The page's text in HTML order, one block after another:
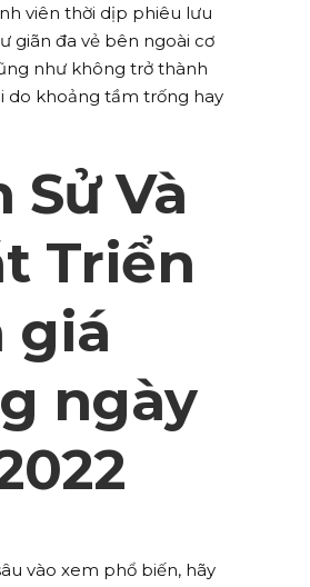
viên thời dịp phiêu lưu
giãn đa vẻ bên ngoài cơ
như không trở thành
do khoảng tầm trống hay
Sử Và
Triển
giá
ngày
vào xem phổ biến, hãy